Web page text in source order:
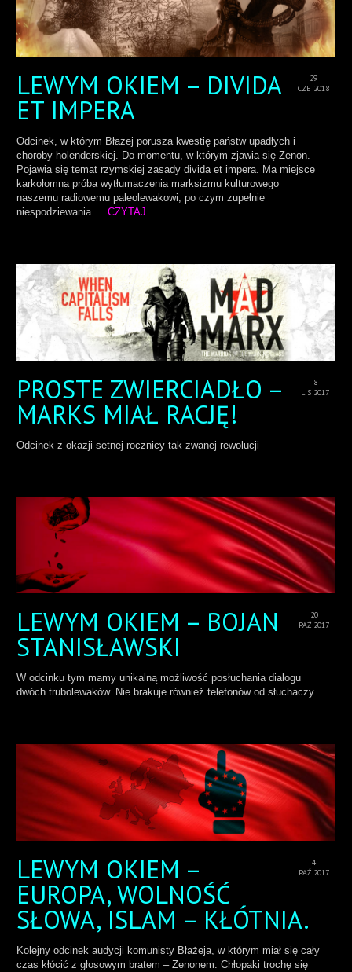
29
CZE 2018
LEWYM OKIEM – DIVIDA
ET IMPERA
Odcinek, w którym Błażej porusza kwestię państw upadłych i
choroby holenderskiej. Do momentu, w którym zjawia się Zenon.
Pojawia się temat rzymskiej zasady divida et impera. Ma miejsce
karkołomna próba wytłumaczenia marksizmu kulturowego
naszemu radiowemu paleolewakowi, po czym zupełnie
niespodziewania … CZYTAJ
8
LIS 2017
PROSTE ZWIERCIADŁO –
MARKS MIAŁ RACJĘ!
Odcinek z okazji setnej rocznicy tak zwanej rewolucji
20
PAŹ 2017
LEWYM OKIEM – BOJAN
STANISŁAWSKI
W odcinku tym mamy unikalną możliwość posłuchania dialogu
dwóch trubolewaków. Nie brakuje również telefonów od słuchaczy.
4
PAŹ 2017
LEWYM OKIEM –
EUROPA, WOLNOŚĆ
SŁOWA, ISLAM – KŁÓTNIA.
Kolejny odcinek audycji komunisty Błażeja, w którym miał się cały
czas kłócić z głosowym bratem – Zenonem. Chłopaki trochę się